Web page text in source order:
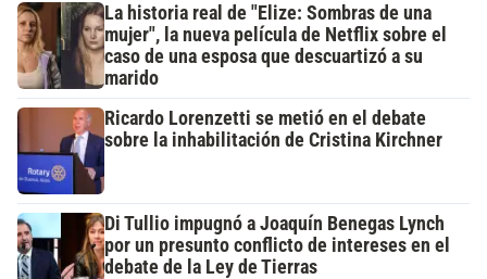
La historia real de "Elize: Sombras de una
mujer", la nueva película de Netflix sobre el
caso de una esposa que descuartizó a su
marido
Ricardo Lorenzetti se metió en el debate
sobre la inhabilitación de Cristina Kirchner
Di Tullio impugnó a Joaquín Benegas Lynch
por un presunto conflicto de intereses en el
debate de la Ley de Tierras